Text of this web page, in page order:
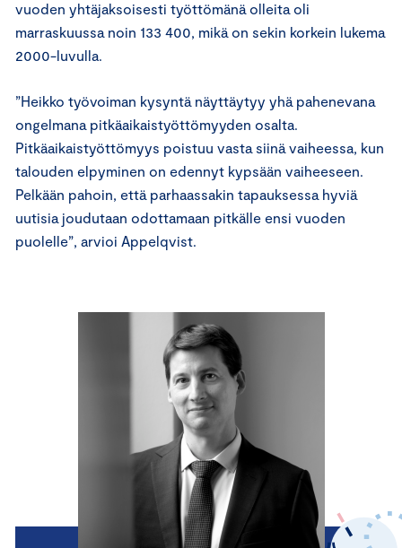
vuoden yhtäjaksoisesti työttömänä olleita oli
marraskuussa noin 133 400, mikä on sekin korkein lukema
2000-luvulla.
”Heikko työvoiman kysyntä näyttäytyy yhä pahenevana
ongelmana pitkäaikaistyöttömyyden osalta.
Pitkäaikaistyöttömyys poistuu vasta siinä vaiheessa, kun
talouden elpyminen on edennyt kypsään vaiheeseen.
Pelkään pahoin, että parhaassakin tapauksessa hyviä
uutisia joudutaan odottamaan pitkälle ensi vuoden
puolelle”, arvioi Appelqvist.